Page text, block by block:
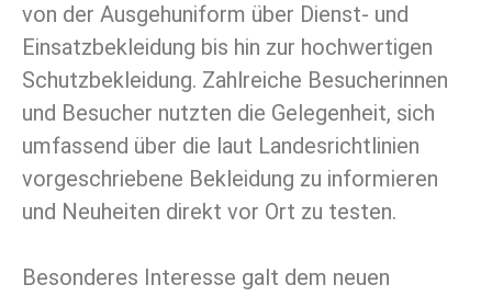
von der Ausgehuniform über Dienst- und
Einsatzbekleidung bis hin zur hochwertigen
Schutzbekleidung. Zahlreiche Besucherinnen
und Besucher nutzten die Gelegenheit, sich
umfassend über die laut Landesrichtlinien
vorgeschriebene Bekleidung zu informieren
und Neuheiten direkt vor Ort zu testen.
Besonderes Interesse galt dem neuen